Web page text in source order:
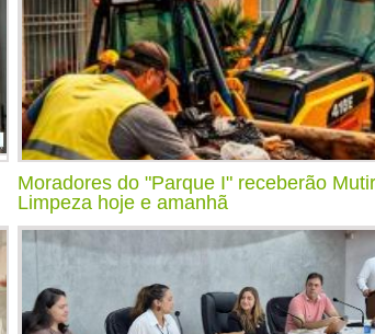
Moradores do "Parque I" receberão
Limpeza hoje e amanhã